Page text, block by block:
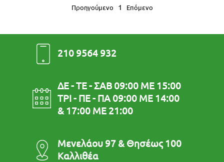
Προηγούμενο 1 Επόμενο
210 9564 932
ΔΕ - ΤΕ - ΣΑΒ 09:00 ΜΕ 15:00
ΤΡΙ - ΠΕ - ΠΑ 09:00 ΜΕ 14:00
& 17:00 ΜΕ 21:00
Μενελάου 97 & Θησέως 100
Καλλιθέα